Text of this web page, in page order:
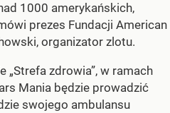
1000 amerykańskich,
prezes Fundacji American
organizator zlotu.
zdrowia”, w ramach
Mania będzie prowadzić
swojego ambulansu